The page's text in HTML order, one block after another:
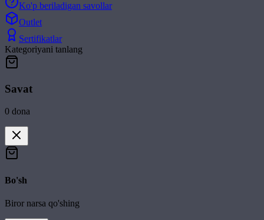
Ko'p beriladigan savollar
Outlet
Sertifikatlar
Kategoriyani tanlang
Savat
0 dona
Bo'sh
Biror narsa qo'shing